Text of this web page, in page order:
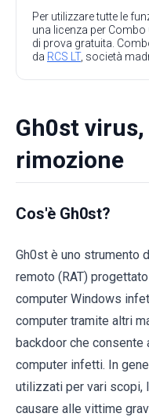
Per utilizzare tutte le
una licenza per
di prova gratuita.
da RCS LT, società
Gh0st
rimozione
Cos'è Gh0st?
Gh0st è uno strumento
remoto (RAT)
computer Windows
computer tramite altri
backdoor che consente
computer infetti. In
utilizzati per vari scopi,
causare alle vittime